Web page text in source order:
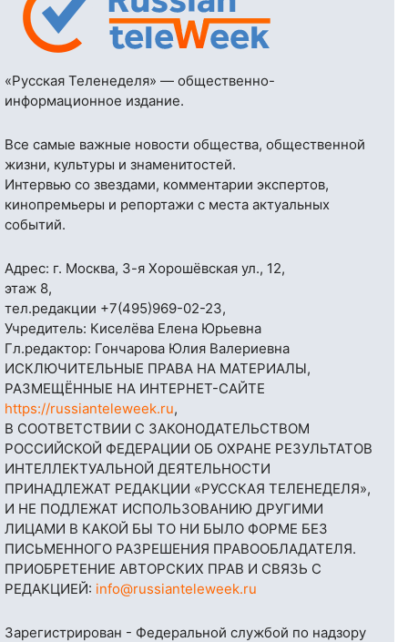
«Русская Теленеделя» — общественно-
информационное издание.
Все самые важные новости общества, общественной
жизни, культуры и знаменитостей.
Интервью со звездами, комментарии экспертов,
кинопремьеры и репортажи с места актуальных
событий.
Адрес: г. Москва, 3-я Хорошёвская ул., 12,
этаж 8,
тел.редакции +7(495)969-02-23,
Учредитель: Киселёва Елена Юрьевна
Гл.редактор: Гончарова Юлия Валериевна
ИСКЛЮЧИТЕЛЬНЫЕ ПРАВА НА МАТЕРИАЛЫ,
РАЗМЕЩЁННЫЕ НА ИНТЕРНЕТ-САЙТЕ
https://russianteleweek.ru,
В СООТВЕТСТВИИ С ЗАКОНОДАТЕЛЬСТВОМ
РОССИЙСКОЙ ФЕДЕРАЦИИ ОБ ОХРАНЕ РЕЗУЛЬТАТОВ
ИНТЕЛЛЕКТУАЛЬНОЙ ДЕЯТЕЛЬНОСТИ
ПРИНАДЛЕЖАТ РЕДАКЦИИ «РУССКАЯ ТЕЛЕНЕДЕЛЯ»,
И НЕ ПОДЛЕЖАТ ИСПОЛЬЗОВАНИЮ ДРУГИМИ
ЛИЦАМИ В КАКОЙ БЫ ТО НИ БЫЛО ФОРМЕ БЕЗ
ПИСЬМЕННОГО РАЗРЕШЕНИЯ ПРАВООБЛАДАТЕЛЯ.
ПРИОБРЕТЕНИЕ АВТОРСКИХ ПРАВ И СВЯЗЬ С
РЕДАКЦИЕЙ: info@russianteleweek.ru
Зарегистрирован - Федеральной службой по надзору